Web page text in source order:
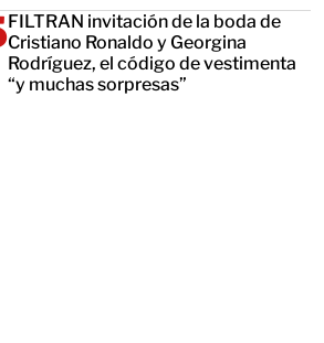
FILTRAN invitación de la boda de
Cristiano Ronaldo y Georgina
Rodríguez, el código de vestimenta
“y muchas sorpresas”